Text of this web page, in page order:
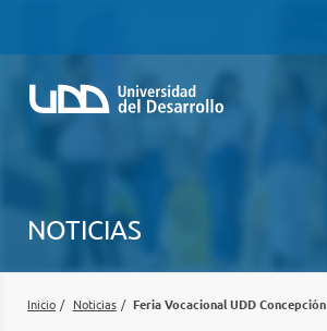
NOTICIAS
Inicio / Noticias / Feria Vocacional UDD Concepción